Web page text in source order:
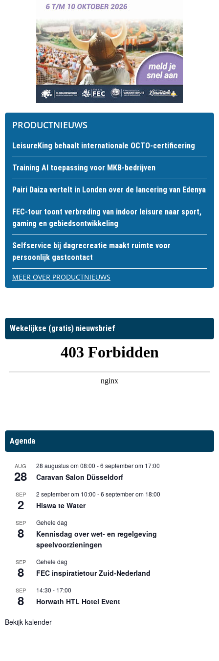
PRODUCTNIEUWS
LeisureKing behaalt internationale OCTO-certificering
Training AI toepassing voor MKB-bedrijven
Pairi Daiza vertelt in Londen over de lancering van Edenya
FEC-tour toont verbreding van indoor leisure naar sport,
gaming en gebiedsontwikkeling
Selfservice bij dagrecreatie maakt ruimte voor
persoonlijk gastcontact
MEER OVER PRODUCTNIEUWS
Wekelijkse (gratis) nieuwsbrief
Agenda
AUG
28
28 augustus om 08:00 -6 september om 17:00
Caravan Salon Düsseldorf
SEP
2
2 september om 10:00 -6 september om 18:00
Hiswa te Water
SEP
8
Gehele dag
Kennisdag over wet- en regelgeving
speelvoorzieningen
SEP
8
Gehele dag
FEC inspiratietour Zuid-Nederland
SEP
8
14:30 - 17:00
Horwath HTL Hotel Event
Bekijk kalender